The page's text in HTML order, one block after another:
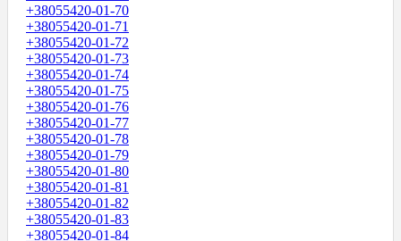
+38055420-01-70
+38055420-01-71
+38055420-01-72
+38055420-01-73
+38055420-01-74
+38055420-01-75
+38055420-01-76
+38055420-01-77
+38055420-01-78
+38055420-01-79
+38055420-01-80
+38055420-01-81
+38055420-01-82
+38055420-01-83
+38055420-01-84